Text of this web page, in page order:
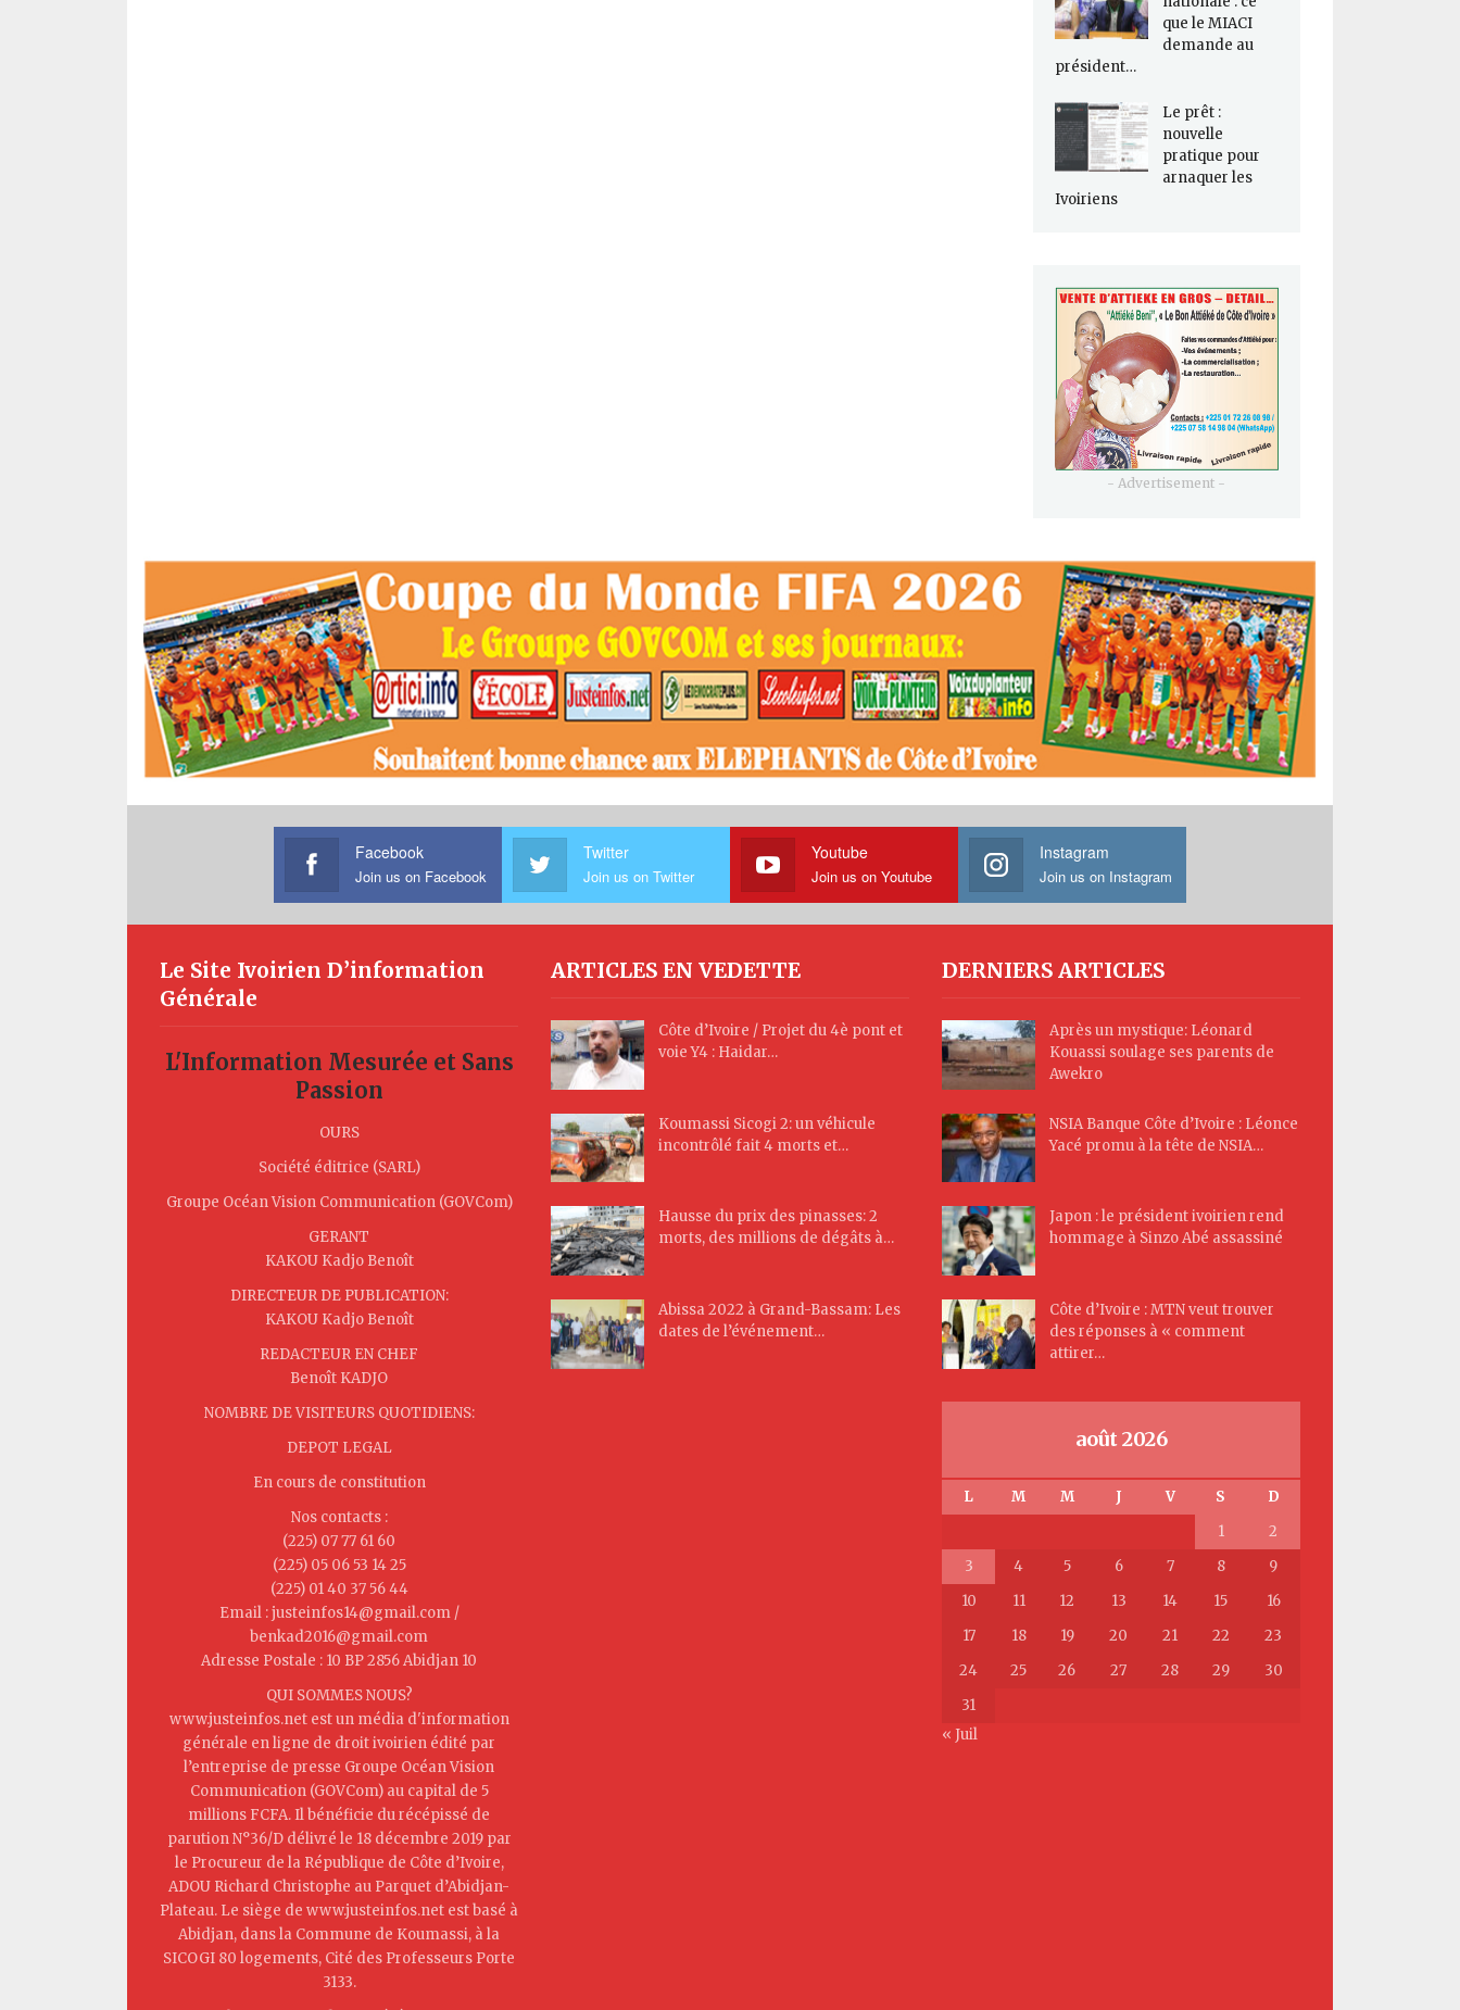
que le MIACI
demande au
président…
Le prêt :
nouvelle
pratique pour
arnaquer les
Ivoiriens
- Advertisement -
Facebook
Join us on Facebook
Twitter
Join us on Twitter
Youtube
Join us on Youtube
Instagram
Join us on Instagram
Le Site Ivoirien D’information
Générale
L'Information Mesurée et Sans
Passion
OURS
Société éditrice (SARL)
Groupe Océan Vision Communication (GOVCom)
GERANT
KAKOU Kadjo Benoît
DIRECTEUR DE PUBLICATION:
KAKOU Kadjo Benoît
REDACTEUR EN CHEF
Benoît KADJO
NOMBRE DE VISITEURS QUOTIDIENS:
DEPOT LEGAL
En cours de constitution
Nos contacts :
(225) 07 77 61 60
(225) 05 06 53 14 25
(225) 01 40 37 56 44
Email : justeinfos14@gmail.com /
benkad2016@gmail.com
Adresse Postale : 10 BP 2856 Abidjan 10
QUI SOMMES NOUS?
www.justeinfos.net est un média d'information
générale en ligne de droit ivoirien édité par
l’entreprise de presse Groupe Océan Vision
Communication (GOVCom) au capital de 5
millions FCFA. Il bénéficie du récépissé de
parution N°36/D délivré le 18 décembre 2019 par
le Procureur de la République de Côte d’Ivoire,
ADOU Richard Christophe au Parquet d’Abidjan-
Plateau. Le siège de www.justeinfos.net est basé à
Abidjan, dans la Commune de Koumassi, à la
SICOGI 80 logements, Cité des Professeurs Porte
3133.
ARTICLES EN VEDETTE
Côte d’Ivoire / Projet du 4è pont et
voie Y4 : Haidar…
Koumassi Sicogi 2: un véhicule
incontrôlé fait 4 morts et…
Hausse du prix des pinasses: 2
morts, des millions de dégâts à…
Abissa 2022 à Grand-Bassam: Les
dates de l’événement…
DERNIERS ARTICLES
Après un mystique: Léonard
Kouassi soulage ses parents de
Awekro
NSIA Banque Côte d’Ivoire : Léonce
Yacé promu à la tête de NSIA…
Japon : le président ivoirien rend
hommage à Sinzo Abé assassiné
Côte d’Ivoire : MTN veut trouver
des réponses à « comment
attirer…
août 2026
L M M J V S
D
1
2
3
4 5 6 7 8
9
10
11 12 13 14 15
16
17
18 19 20 21 22
23
24
25 26 27 28 29
30
31
« Juil